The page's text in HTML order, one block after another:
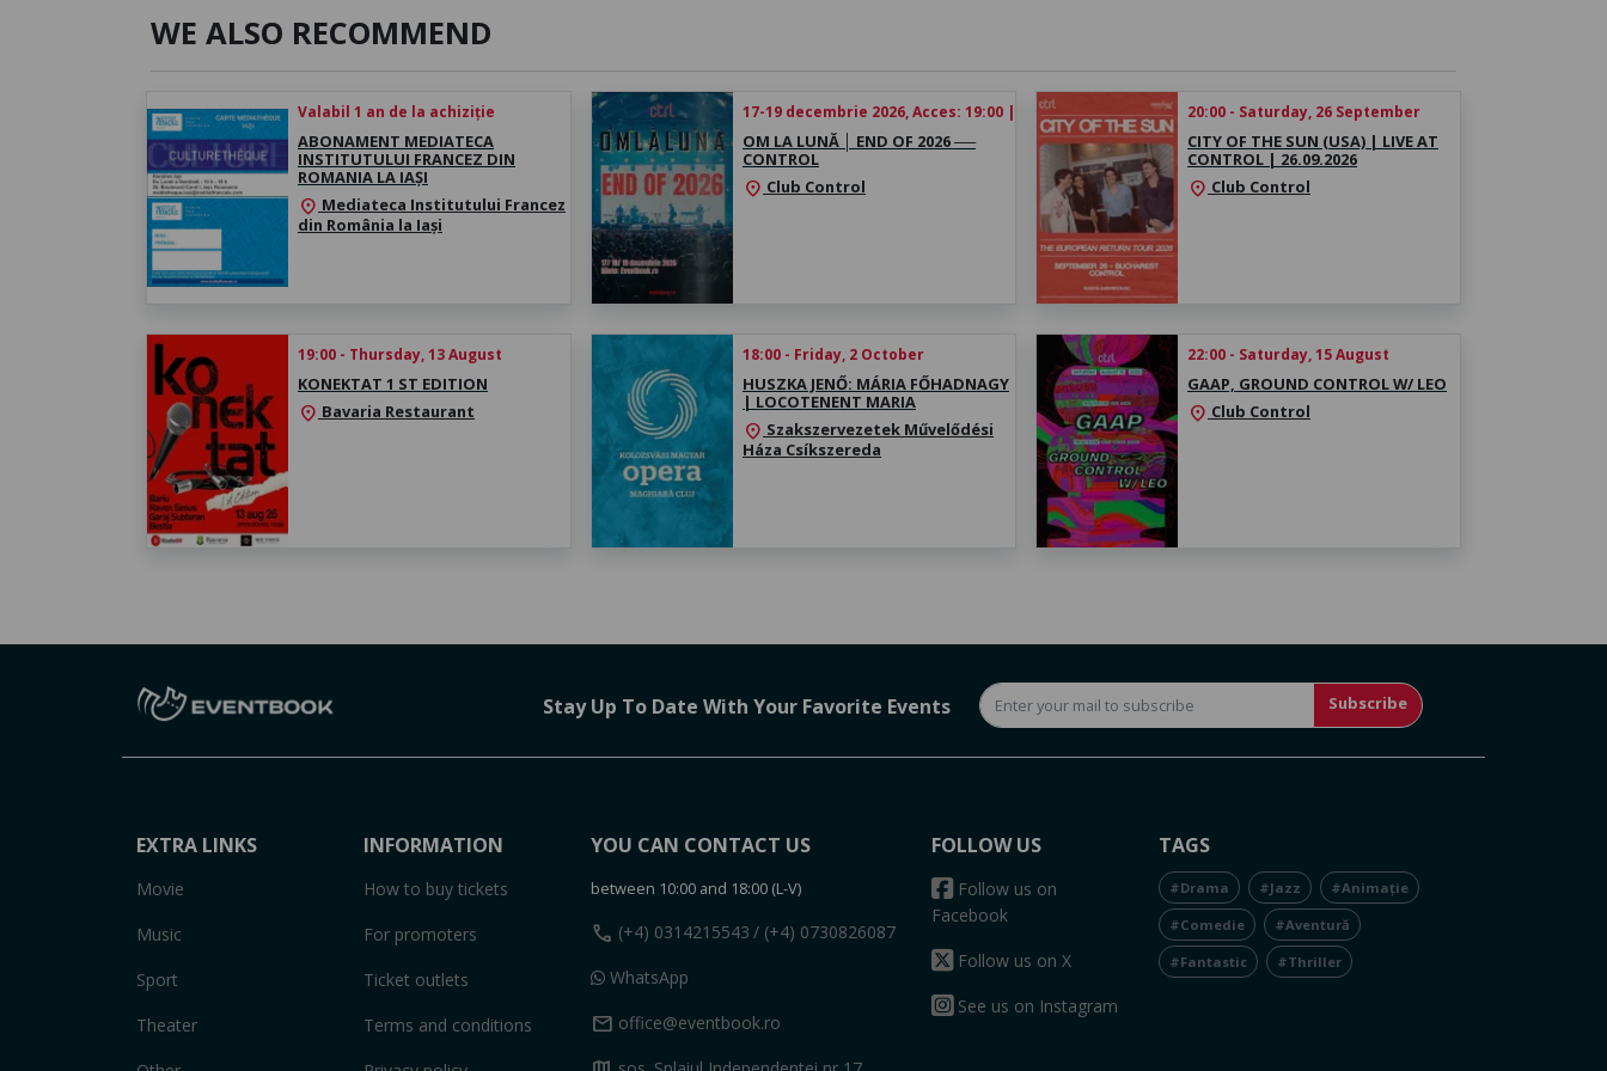
WE ALSO RECOMMEND
Valabil 1 an de la achiziție
ABONAMENT MEDIATECA
INSTITUTULUI FRANCEZ DIN
ROMANIA LA IAȘI
location_on Mediateca Institutului Francez
din România la Iași
17-19 decembrie 2026, Acces: 19:00 | Concert: 20:00
OM LA LUNĂ │ ​END OF 2026 ──
CONTROL
location_on Club Control
20:00 - Saturday, 26 September
CITY OF THE SUN (USA) | LIVE AT
CONTROL | 26.09.2026
location_on Club Control
19:00 - Thursday, 13 August
KONEKTAT 1 ST EDITION
location_on Bavaria Restaurant
18:00 - Friday, 2 October
HUSZKA JENŐ: MÁRIA FŐHADNAGY
| LOCOTENENT MARIA
location_on Szakszervezetek Művelődési
Háza Csíkszereda
22:00 - Saturday, 15 August
GAAP, GROUND CONTROL W/ LEO
location_on Club Control
Stay Up To Date With Your Favorite Events Subscribe
EXTRA LINKS
Movie
Music
Sport
Theater
INFORMATION
How to buy tickets
For promoters
Ticket outlets
Terms and conditions
YOU CAN CONTACT US
between 10:00 and 18:00 (L-V)
call (+4) 0314215543 / (+4) 0730826087
WhatsApp
mail office@eventbook.ro
FOLLOW US
Follow us on
Facebook
Follow us on X
See us on Instagram
TAGS
#Drama #Jazz #Animație
#Comedie #Aventură
#Fantastic #Thriller